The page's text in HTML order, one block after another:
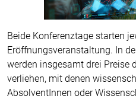
Beide Konferenztage starten
Eröffnungsveranstaltung. In
werden insgesamt drei Preise
verliehen, mit denen
AbsolventInnen oder